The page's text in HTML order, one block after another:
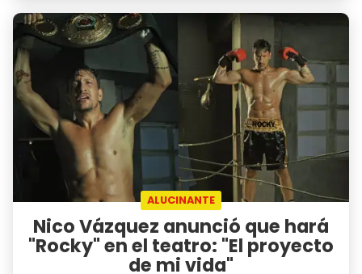
ALUCINANTE
Nico Vázquez anunció que hará
"Rocky" en el teatro: "El proyecto
de mi vida"